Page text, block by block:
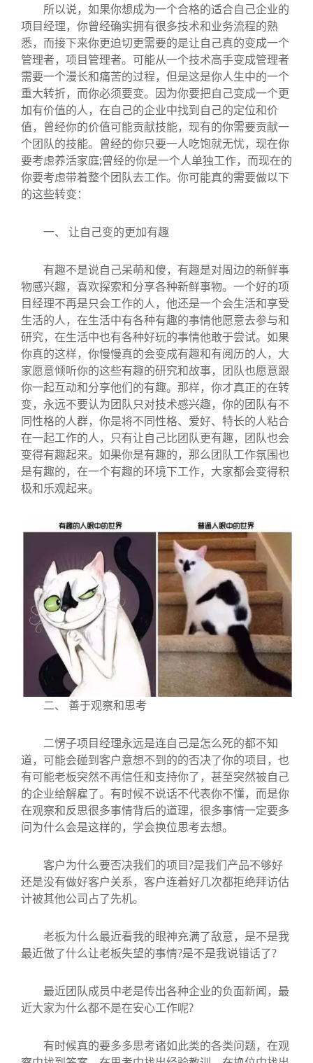
所以说，如果你想成为一个合格的适合自己企业的
项目经理，你曾经确实拥有很多技术和业务流程的熟
悉，而接下来你更迫切更需要的是让自己真的变成一个
管理者，项目管理者。可能从一个技术高手变成管理者
需要一个漫长和痛苦的过程，但是这是你人生中的一个
重大转折，而你必须要变。因为你要把自己变成一个更
加有价值的人，在自己的企业中找到自己的定位和价
值，曾经你的价值可能贡献技能，现有的你需要贡献一
个团队的技能。曾经的你只要一人吃饱就无忧，现在你
要考虑养活家庭;曾经的你是一个人单独工作，而现在的
你要考虑带着整个团队去工作。你可能真的需要做以下
的这些转变：
一、 让自己变的更加有趣
有趣不是说自己呆萌和傻，有趣是对周边的新鲜事
物感兴趣，喜欢探索和分享各种新鲜事物。一个好的项
目经理不再是只会工作的人，他还是一个会生活和享受
生活的人，在生活中有各种有趣的事情他愿意去参与和
研究，在生活中也有各种好玩的事情他敢于尝试。如果
你真的这样，你慢慢真的会变成有趣和有阅历的人，大
家愿意倾听你的这些有趣的研究和故事，团队也愿意跟
你一起互动和分享他们的有趣。那样，你才真正的在转
变，永远不要认为团队只对技术感兴趣，你的团队有不
同性格的人群，你是将不同性格、爱好、特长的人粘合
在一起工作的人，只有让自己比团队更有趣，团队也会
变得有趣起来。如果你是有趣的，那么团队工作氛围也
是有趣的，在一个有趣的环境下工作，大家都会变得积
极和乐观起来。
二、 善于观察和思考
二愣子项目经理永远是连自己是怎么死的都不知
道，可能会碰到客户意想不到的的否决了你的项目，也
有可能老板突然不再信任和支持你了，甚至突然被自己
的企业给解雇了。有时候不说话不代表你不懂，而是你
在观察和反思很多事情背后的道理，很多事情一定要多
问为什么会是这样的，学会换位思考去想。
客户为什么要否决我们的项目?是我们产品不够好
还是没有做好客户关系，客户连着好几次都拒绝拜访估
计被其他公司占了先机。
老板为什么最近看我的眼神充满了敌意，是不是我
最近做了什么让老板失望的事情?是不是我说错话了?
最近团队成员中老是传出各种企业的负面新闻，最
近大家为什么都不是在安心工作呢?
有时候真的要多多思考诸如此类的各类问题，在观